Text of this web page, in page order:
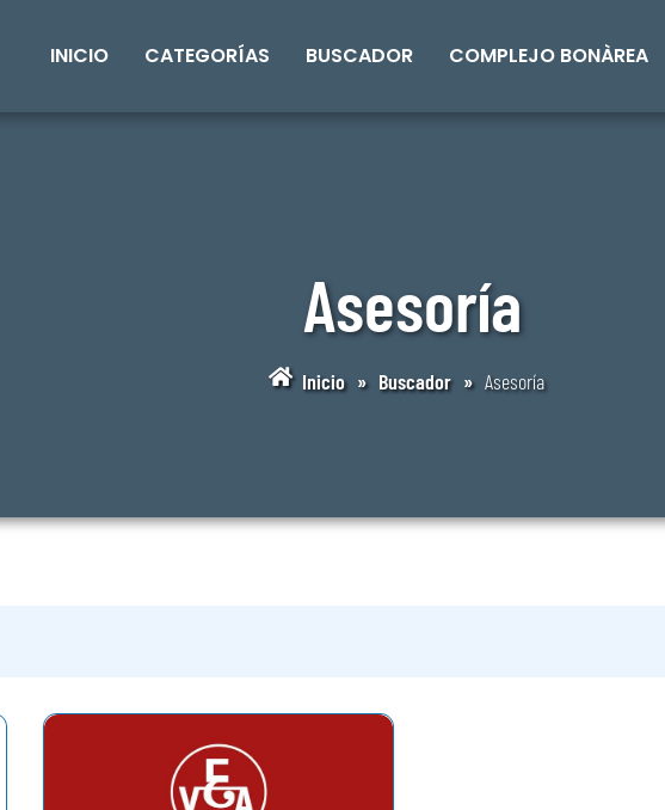
INICIO CATEGORÍAS BUSCADOR COMPLEJO BONÀREA
Asesoría
Inicio » Buscador » Asesoría